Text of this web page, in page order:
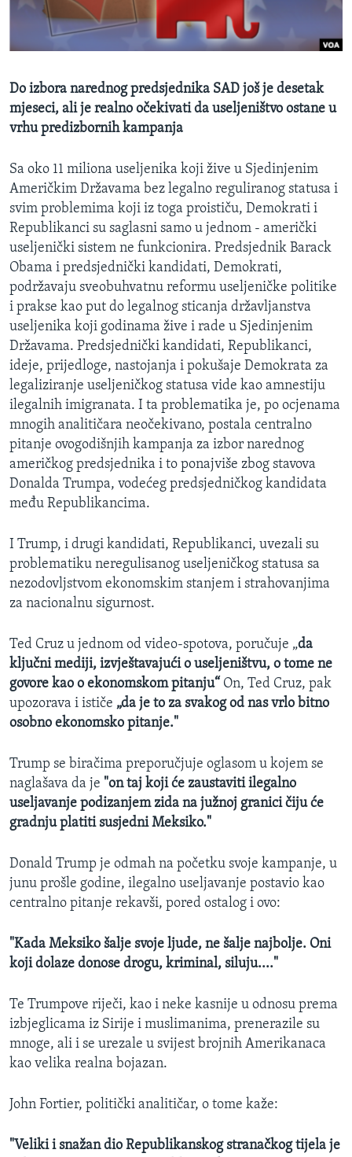
MAGAZIN
O GLASU AMERIKE
Learning English
PRATITE NAS
Do izbora narednog predsjednika SAD još je desetak
mjeseci, ali je realno očekivati da useljeništvo ostane u
vrhu predizbornih kampanja
Sa oko 11 miliona useljenika koji žive u Sjedinjenim
Američkim Državama bez legalno reguliranog statusa i
svim problemima koji iz toga proističu, Demokrati i
Republikanci su saglasni samo u jednom - američki
useljenički sistem ne funkcionira. Predsjednik Barack
Obama i predsjednički kandidati, Demokrati,
podržavaju sveobuhvatnu reformu useljeničke politike
i prakse kao put do legalnog sticanja državljanstva
useljenika koji godinama žive i rade u Sjedinjenim
Državama. Predsjednički kandidati, Republikanci,
ideje, prijedloge, nastojanja i pokušaje Demokrata za
legaliziranje useljeničkog statusa vide kao amnestiju
ilegalnih imigranata. I ta problematika je, po ocjenama
mnogih analitičara neočekivano, postala centralno
pitanje ovogodišnjih kampanja za izbor narednog
američkog predsjednika i to ponajviše zbog stavova
Donalda Trumpa, vodećeg predsjedničkog kandidata
među Republikancima.
I Trump, i drugi kandidati, Republikanci, uvezali su
problematiku neregulisanog useljeničkog statusa sa
nezodovljstvom ekonomskim stanjem i strahovanjima
za nacionalnu sigurnost.
Ted Cruz u jednom od video-spotova, poručuje „da
ključni mediji, izvještavajući o useljeništvu, o tome ne
govore kao o ekonomskom pitanju“ On, Ted Cruz, pak
upozorava i ističe „da je to za svakog od nas vrlo bitno
osobno ekonomsko pitanje."
Trump se biračima preporučjuje oglasom u kojem se
naglašava da je "on taj koji će zaustaviti ilegalno
useljavanje podizanjem zida na južnoj granici čiju će
gradnju platiti susjedni Meksiko."
Donald Trump je odmah na početku svoje kampanje, u
junu prošle godine, ilegalno useljavanje postavio kao
centralno pitanje rekavši, pored ostalog i ovo:
"Kada Meksiko šalje svoje ljude, ne šalje najbolje. Oni
koji dolaze donose drogu, kriminal, siluju...."
Te Trumpove riječi, kao i neke kasnije u odnosu prema
izbjeglicama iz Sirije i muslimanima, prenerazile su
mnoge, ali i se urezale u svijest brojnih Amerikanaca
kao velika realna bojazan.
John Fortier, politički analitičar, o tome kaže:
"Veliki i snažan dio Republikanskog stranačkog tijela je